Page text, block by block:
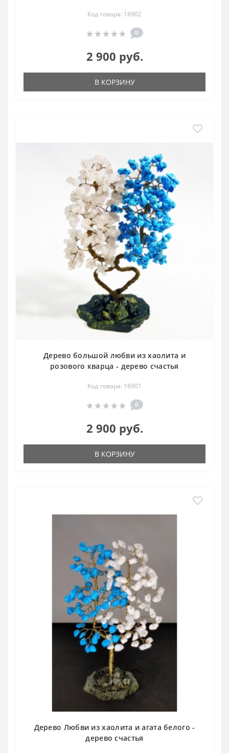
Код товара: 18902
0
2 900 руб.
В КОРЗИНУ
Дерево большой любви из хаолита и
розового кварца - дерево счастья
Код товара: 18901
0
2 900 руб.
В КОРЗИНУ
Дерево Любви из хаолита и агата белого -
дерево счастья